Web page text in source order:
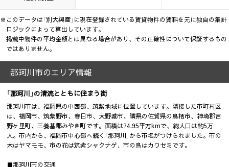
※このデータは「別大興産」に現在登録されている賃貸物件の賃料を元に独自の集計
ロジックによって算出しています。
掲載中物件の平均金額とは異なる場合があり、その正確性について保証するもの
ではありません。
那珂川市のエリア情報
「那珂川」の清流とともに住まう街
那珂川市は、福岡県の中西部、筑紫地域に位置しています。隣接した市町村区
は、福岡市、筑紫野市、春日市、大野城市、隣県の佐賀県の鳥栖市、神埼郡吉
野ヶ里町、三養基郡みやき町です。面積は74.95平方kmで、総人口は約5万
人。市内から、福岡市中心部へ続く「那珂川」から市名がつけられました。市の
木はヤマモモ、市の花は筑紫シャクナゲ、市の鳥はカワセミです。
■那珂川市の交通